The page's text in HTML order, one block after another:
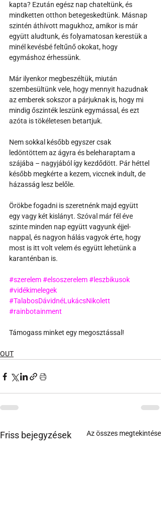
kapta? Ezután egész nap chateltünk, és
mindketten otthon betegeskedtünk. Másnap
szintén áthívott magukhoz, amikor is már
együtt aludtunk, és folyamatosan kerestük a
minél kevésbé feltűnő okokat, hogy
egymáshoz érhessünk.
Már ilyenkor megbeszéltük, miután
szembesültünk vele, hogy mennyit hazudnak
az emberek sokszor a párjuknak is, hogy mi
mindig őszinték leszünk egymással, és ezt
azóta is tökéletesen betartjuk.
Nem sokkal később egyszer csak
ledöntöttem az ágyra és beleharaptam a
szájába – nagyjából így kezdődött. Pár héttel
később megkérte a kezem, viccnek indult, de
házasság lesz belőle.
Örökbe fogadni is szeretnénk majd együtt
egy vagy két kislányt. Szóval már fél éve
szinte minden nap együtt vagyunk éjjel-
nappal, és nagyon hálás vagyok érte, hogy
most is itt volt velem és együtt lehetünk a
karanténban is.
#szerelem#elsoszerelem#leszbikusok
#vidékimelegek
#TalabosDávidnéLukácsNikolett
#rainbotainment
Támogass minket egy megosztással!
OUT
Friss bejegyzések Az összes megtekintése